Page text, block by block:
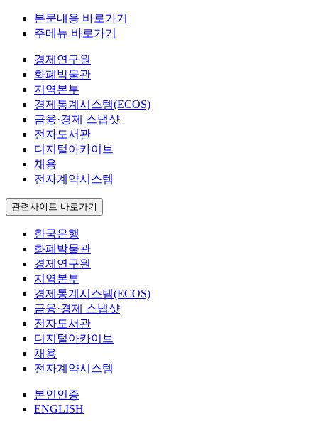
본문내용 바로가기
주메뉴 바로가기
경제연구원
화폐박물관
지역본부
경제통계시스템(ECOS)
금융·경제 스냅샷
전자도서관
디지털아카이브
채용
전자계약시스템
관련사이트 바로가기
한국은행
화폐박물관
경제연구원
지역본부
경제통계시스템(ECOS)
금융·경제 스냅샷
전자도서관
디지털아카이브
채용
전자계약시스템
본인인증
ENGLISH